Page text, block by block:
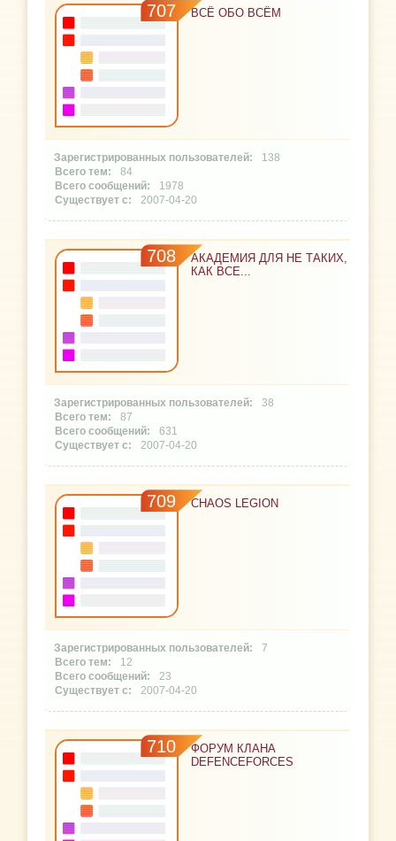
707 ВСЁ ОБО ВСЁМ
138
84
1978
2007-04-20
708
АКАДЕМИЯ ДЛЯ НЕ ТАКИХ,
КАК ВСЕ...
38
87
631
2007-04-20
709 CHAOS LEGION
7
12
23
2007-04-20
710
ФОРУМ КЛАНА
DEFENCEFORCES